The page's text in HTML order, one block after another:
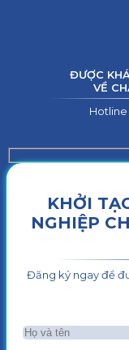
ĐƯỢC
VỀ
Hotline
KHỞI
NGHIỆP
Đăng ký ngay để